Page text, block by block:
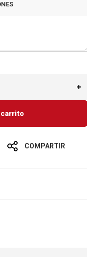
COMPARTIR